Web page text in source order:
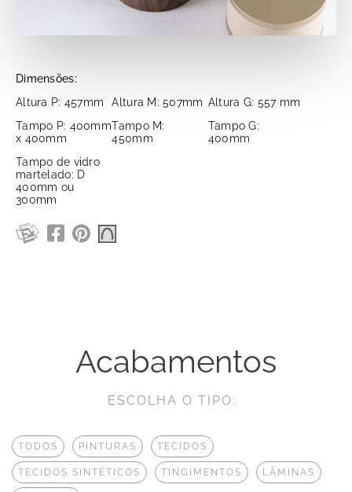
Dimensões:
Altura P: 457mm
Altura M: 507mm Altura G: 557 mm
Tampo P: 400mm
x 400mm
Tampo M:
450mm
Tampo G:
400mm
Tampo de vidro
martelado: D
400mm ou
300mm
Acabamentos
ESCOLHA O TIPO:
TODOS PINTURAS TECIDOS
TECIDOS SINTÉTICOS TINGIMENTOS LÂMINAS